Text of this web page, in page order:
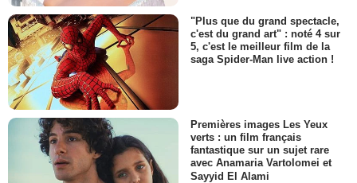
"Plus que du grand spectacle,
c'est du grand art" : noté 4 sur
5, c'est le meilleur film de la
saga Spider-Man live action !
Premières images Les Yeux
verts : un film français
fantastique sur un sujet rare
avec Anamaria Vartolomei et
Sayyid El Alami